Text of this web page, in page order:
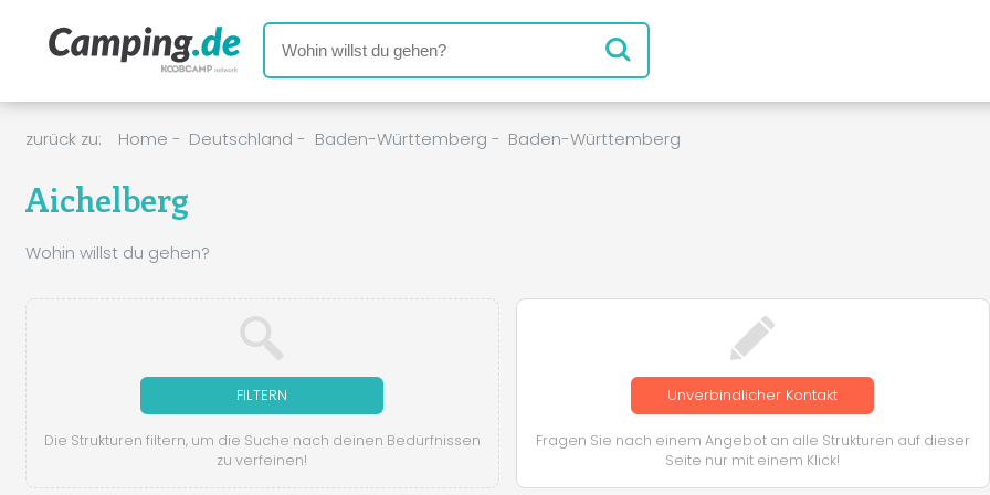
zurück zu: Home - Deutschland - Baden-Württemberg - Baden-Württemberg
Aichelberg
Wohin willst du gehen?
FILTERN
Die Strukturen filtern, um die Suche nach deinen Bedürfnissen
zu verfeinen!
Unverbindlicher Kontakt
Fragen Sie nach einem Angebot an alle Strukturen auf dieser
Seite nur mit einem Klick!